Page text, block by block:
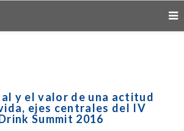
y el valor de una actitud
ejes centrales del IV
Summit 2016